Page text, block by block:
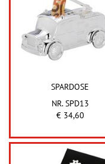
SPARDOSE
NR. SPD13
€ 34,60